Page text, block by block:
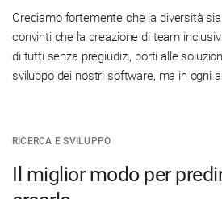
Crediamo fortemente che la diversità
convinti che la creazione di team
di tutti senza pregiudizi, porti alle
sviluppo dei nostri software, ma in ogni
RICERCA E SVILUPPO
Il miglior modo per